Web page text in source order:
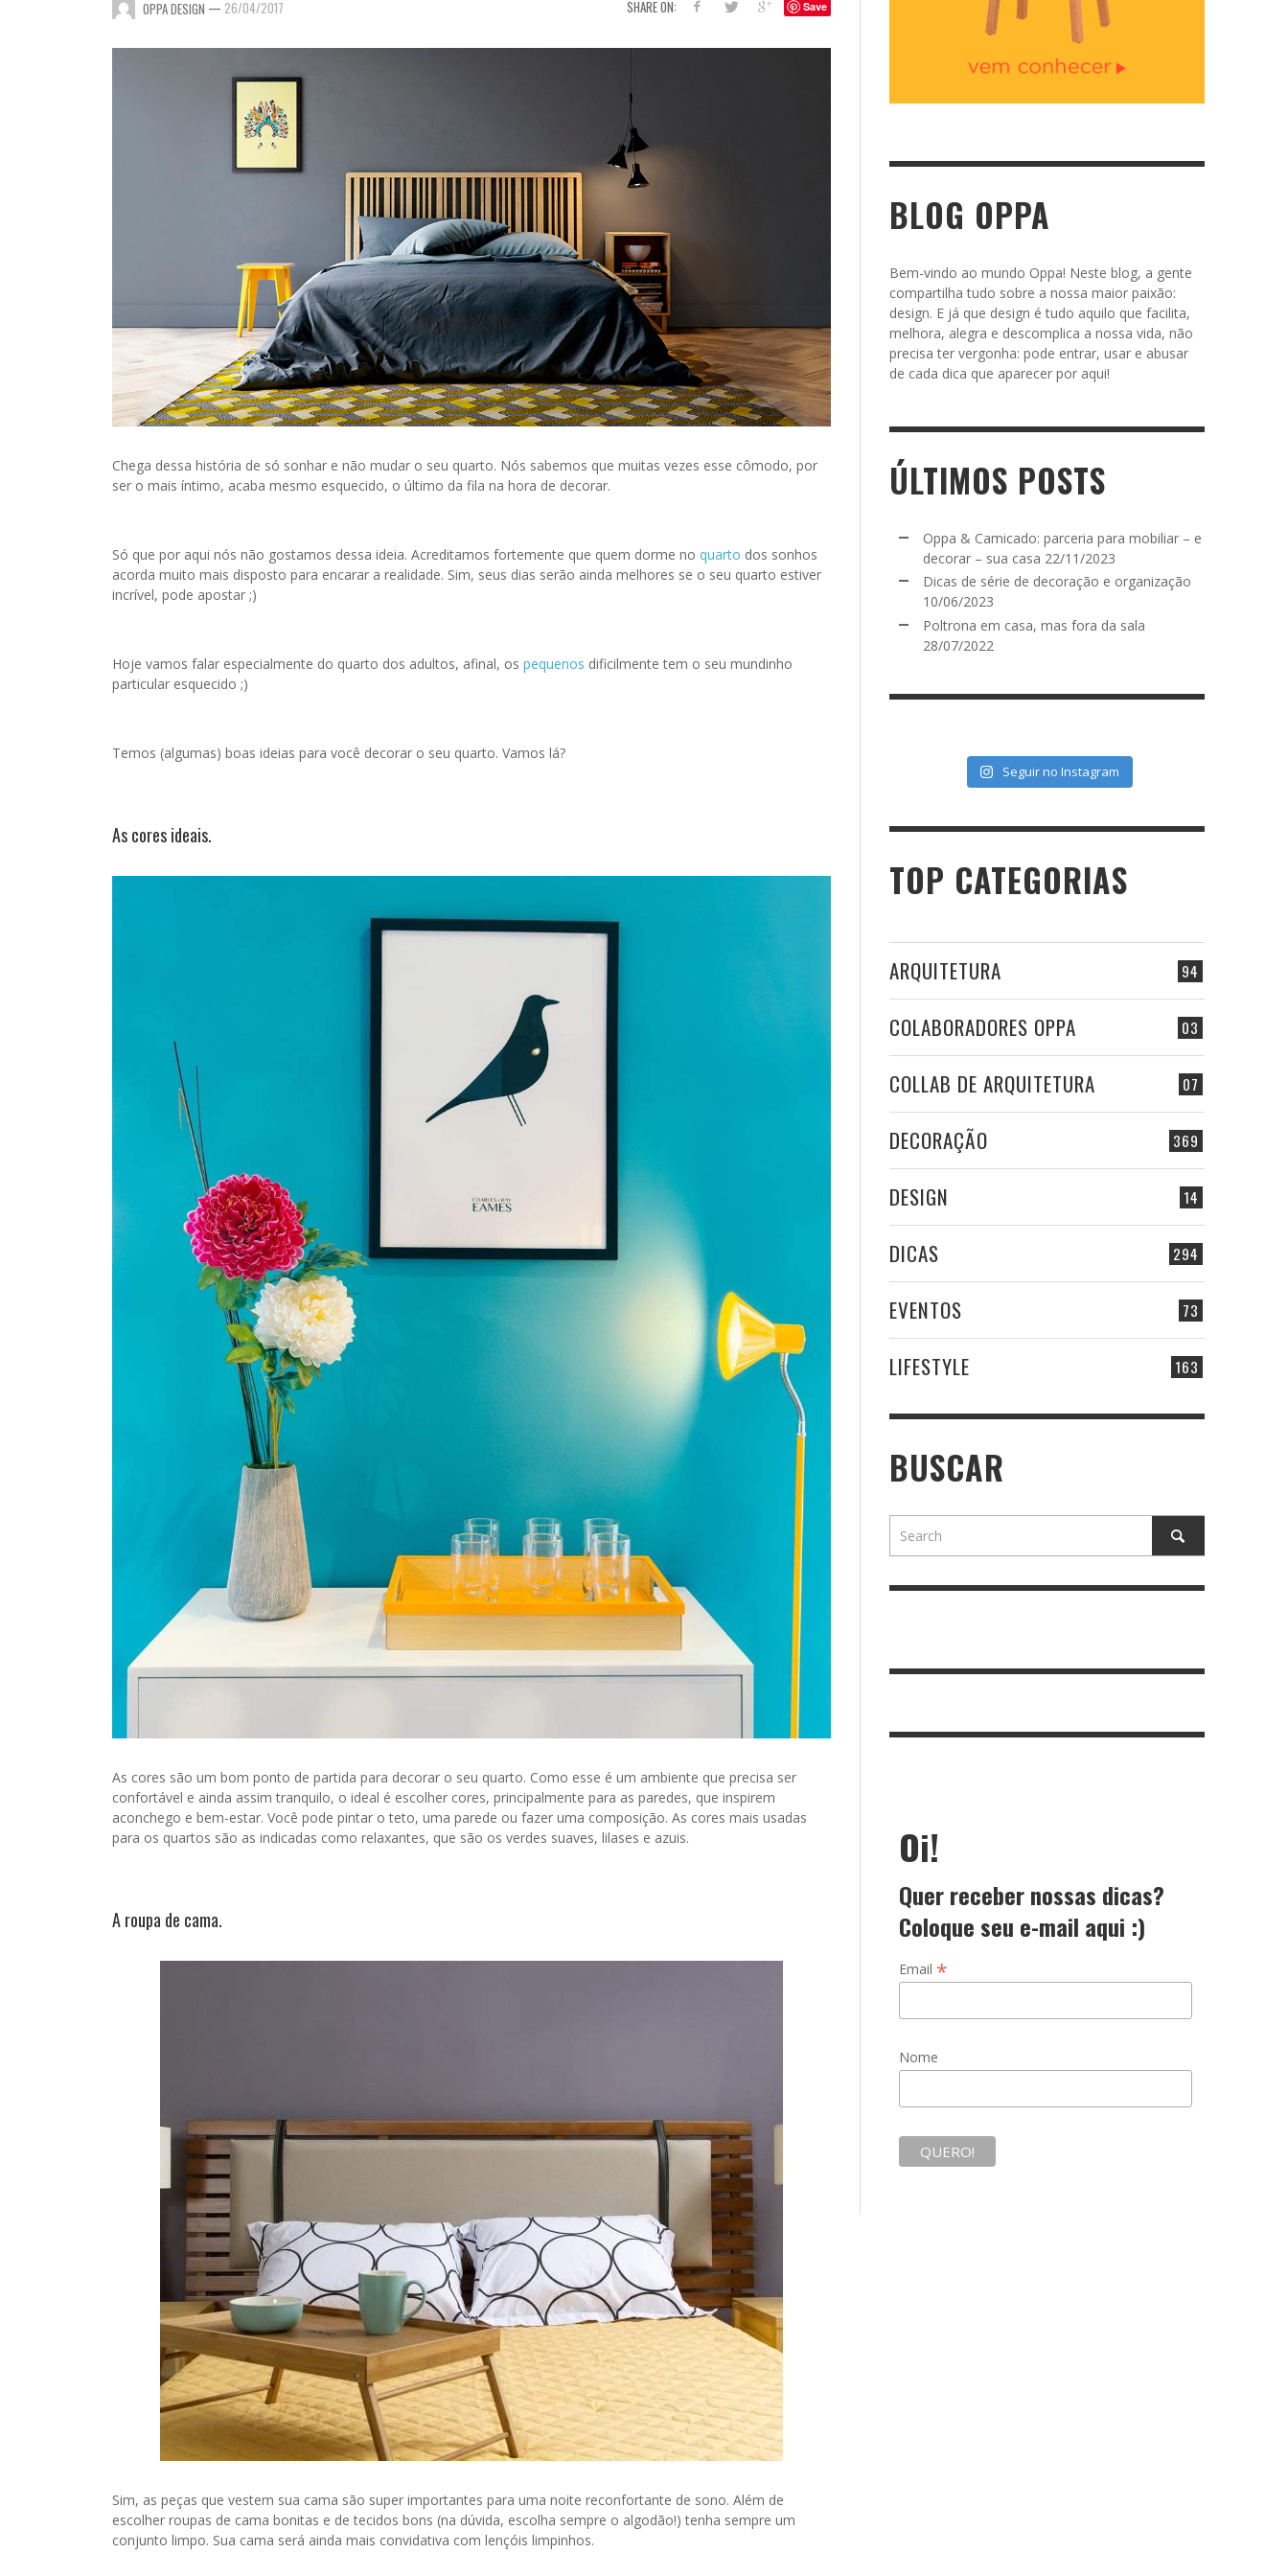
SHARE ON: Save
OPPA DESIGN — 26/04/2017
Chega dessa história de só sonhar e não mudar o seu quarto. Nós sabemos que muitas vezes esse cômodo, por
ser o mais íntimo, acaba mesmo esquecido, o último da fila na hora de decorar.
Só que por aqui nós não gostamos dessa ideia. Acreditamos fortemente que quem dorme no quarto dos sonhos
acorda muito mais disposto para encarar a realidade. Sim, seus dias serão ainda melhores se o seu quarto estiver
incrível, pode apostar ;)
Hoje vamos falar especialmente do quarto dos adultos, afinal, os pequenos dificilmente tem o seu mundinho
particular esquecido ;)
Temos (algumas) boas ideias para você decorar o seu quarto. Vamos lá?
As cores ideais.
As cores são um bom ponto de partida para decorar o seu quarto. Como esse é um ambiente que precisa ser
confortável e ainda assim tranquilo, o ideal é escolher cores, principalmente para as paredes, que inspirem
aconchego e bem-estar. Você pode pintar o teto, uma parede ou fazer uma composição. As cores mais usadas
para os quartos são as indicadas como relaxantes, que são os verdes suaves, lilases e azuis.
A roupa de cama.
Sim, as peças que vestem sua cama são super importantes para uma noite reconfortante de sono. Além de
escolher roupas de cama bonitas e de tecidos bons (na dúvida, escolha sempre o algodão!) tenha sempre um
conjunto limpo. Sua cama será ainda mais convidativa com lençóis limpinhos.
BLOG OPPA
Bem-vindo ao mundo Oppa! Neste blog, a gente
compartilha tudo sobre a nossa maior paixão:
design. E já que design é tudo aquilo que facilita,
melhora, alegra e descomplica a nossa vida, não
precisa ter vergonha: pode entrar, usar e abusar
de cada dica que aparecer por aqui!
ÚLTIMOS POSTS
Oppa & Camicado: parceria para mobiliar – e
decorar – sua casa 22/11/2023
Dicas de série de decoração e organização
10/06/2023
Poltrona em casa, mas fora da sala
28/07/2022
Seguir no Instagram
TOP CATEGORIAS
94
ARQUITETURA
03
COLABORADORES OPPA
07
COLLAB DE ARQUITETURA
369
DECORAÇÃO
14
DESIGN
294
DICAS
73
EVENTOS
163
LIFESTYLE
BUSCAR
Oi!
Quer receber nossas dicas?
Coloque seu e-mail aqui :)
Email *
Nome